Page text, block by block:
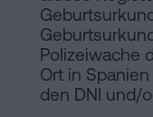
Polizeiwache
Ort in
den DNI und/